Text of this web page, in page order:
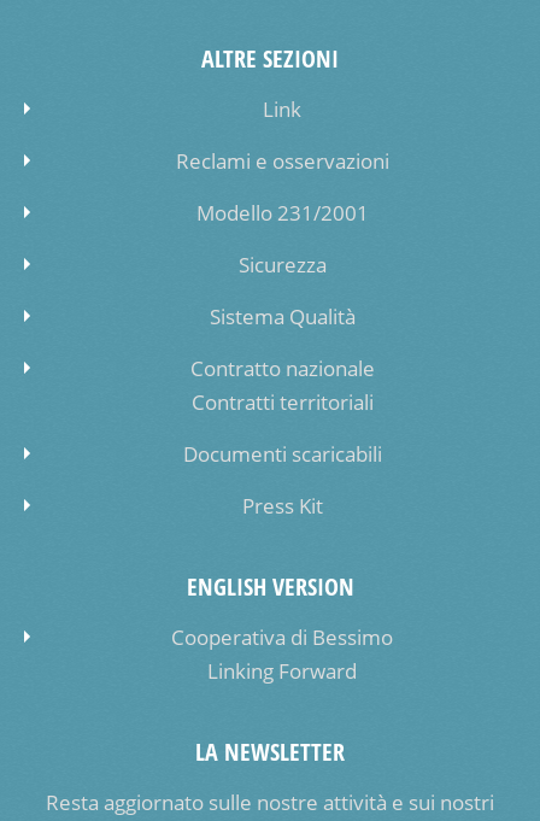
ALTRE SEZIONI
Link
Reclami e osservazioni
Modello 231/2001
Sicurezza
Sistema Qualità
Contratto nazionale
Contratti territoriali
Documenti scaricabili
Press Kit
ENGLISH VERSION
Cooperativa di Bessimo
Linking Forward
LA NEWSLETTER
Resta aggiornato sulle nostre attività e sui nostri